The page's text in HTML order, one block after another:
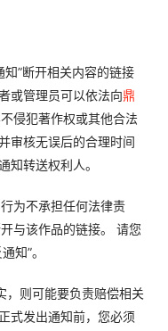
”断开相关内容的链接
或管理员可以依法向鼎
侵犯著作权或其他合法
审核无误后的合理时间
知转送权利人。
为不承担任何法律责
与该作品的链接。 请您
知”。
，则可能要负责赔偿相关
式发出通知前，您必须